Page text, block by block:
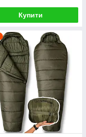
Купити